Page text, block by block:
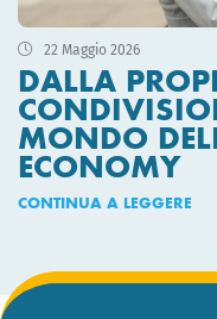
22 Maggio 2026
DALLA
MONDO
ECONOMY
CONTINUA A LEGGERE